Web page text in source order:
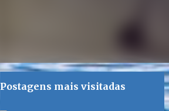
Postagens mais visitadas